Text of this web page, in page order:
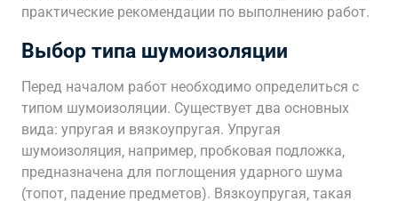
практические рекомендации по выполнению работ.
Выбор типа шумоизоляции
Перед началом работ необходимо определиться с
типом шумоизоляции. Существует два основных
вида: упругая и вязкоупругая. Упругая
шумоизоляция‚ например‚ пробковая подложка‚
предназначена для поглощения ударного шума
(топот‚ падение предметов). Вязкоупругая‚ такая